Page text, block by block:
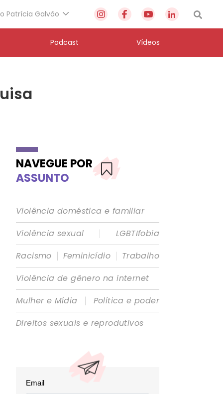
Patrícia Galvão
Podcast Vídeos
NAVEGUE POR
ASSUNTO
Violência doméstica e familiar
Violência sexual
|
LGBTIfobia
Racismo | Feminicídio | Trabalho
Violência de gênero na internet
Mulher e Mídia
|
Política e poder
Direitos sexuais e reprodutivos